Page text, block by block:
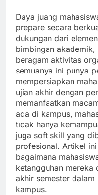
Daya juang
prepare secara
dukungan dari
bimbingan
beragam aktivitas
semuanya ini punya
mempersiapkan
ujian akhir dengan
memanfaatkan
ada di kampus,
tidak hanya
juga soft skill yang
profesional. Artikel
bagaimana
ketangguhan mereka
akhir semester
kampus.